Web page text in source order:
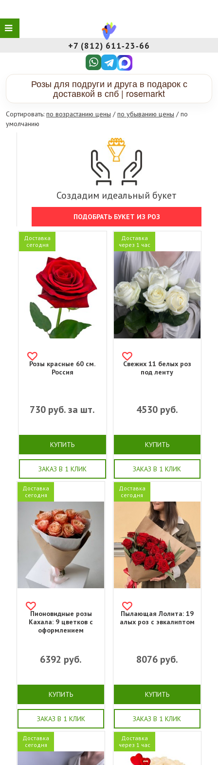
+7 (812) 611‑23‑66
Розы для подруги и друга в подарок с
доставкой в спб | rosemarkt
Сортировать: по возрастанию цены /по убыванию цены / по
умолчанию
Создадим идеальный букет
ПОДОБРАТЬ БУКЕТ ИЗ РОЗ
Доставка
сегодня
Розы красные 60 см.
Россия
730 руб. за шт.
КУПИТЬ
ЗАКАЗ В 1 КЛИК
Доставка
через 1 час
Свежих 11 белых роз
под ленту
4530руб.
КУПИТЬ
ЗАКАЗ В 1 КЛИК
Доставка
сегодня
Пионовидные розы
Кахала: 9 цветков с
оформлением
6392 руб.
КУПИТЬ
ЗАКАЗ В 1 КЛИК
Доставка
сегодня
Пылающая Лолита: 19
алых роз с эвкалиптом
8076руб.
КУПИТЬ
ЗАКАЗ В 1 КЛИК
Доставка
сегодня
Доставка
через 1 час